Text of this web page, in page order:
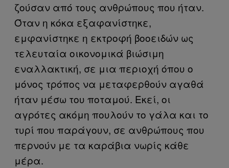
ζούσαν από τους ανθρώπους που ήταν.
Όταν η κόκα εξαφανίστηκε,
εμφανίστηκε η εκτροφή βοοειδών ως
τελευταία οικονομικά βιώσιμη
εναλλακτική, σε μια περιοχή όπου ο
μόνος τρόπος να μεταφερθούν αγαθά
ήταν μέσω του ποταμού. Εκεί, οι
αγρότες ακόμη πουλούν το γάλα και το
τυρί που παράγουν, σε ανθρώπους που
περνούν με τα καράβια νωρίς κάθε
μέρα.